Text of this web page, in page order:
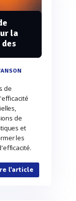
la
de
de
et
les
l'article